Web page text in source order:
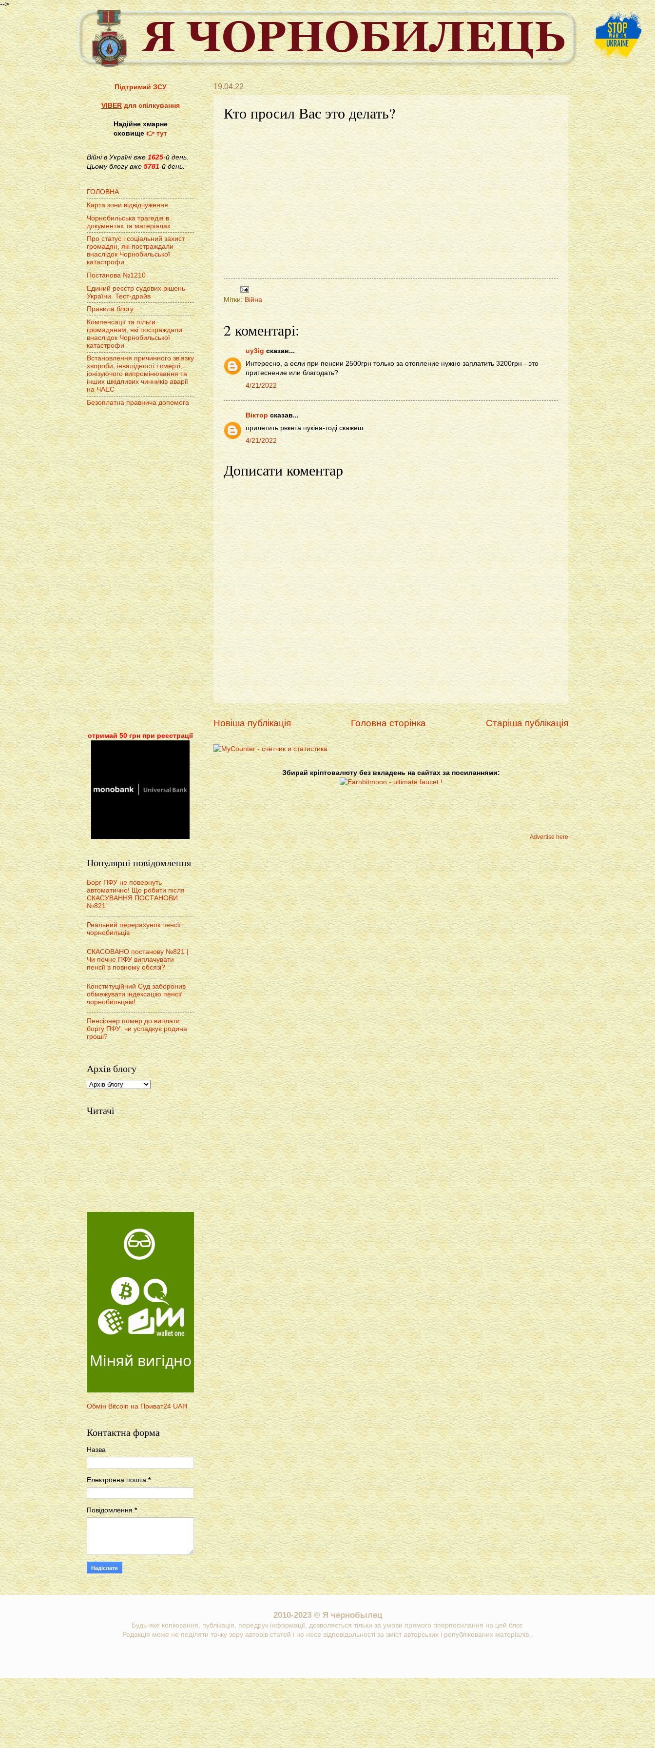
-->
19.04.22
Кто просил Вас это делать?
Мітки: Війна
2 коментарі:
uy3ig сказав...
Интересно, а если при пенсии 2500грн только за отопление нужно заплатить 3200грн - это
притеснение или благодать?
4/21/2022
Віктор сказав...
прилетить рвкета пукіна-тоді скажеш.
4/21/2022
Дописати коментар
Новіша публікація Старіша публікація
Головна сторінка
Збирай кріптовалюту без вкладень на сайтах за посиланнями:
Advertise here
ПідтримайЗСУ
VIBERдля спілкування
Надійне хмарне
сховище👉 тут
Війні в Україні вже1625-й день.
Цьому блогу вже 5781-й день.
ГОЛОВНА
Карта зони відвідчуження
Чорнобильська трагедія в
документах та матеріалах
Про статус і соціальний захист
громадян, які постраждали
внаслідок Чорнобильської
катастрофи
Постанова №1210
Единий реєстр судових рішень
України. Тест-драйв
Правила блогу
Компенсації та пільги
громадянам, які постраждали
внаслідок Чорнобильської
катастрофи
Встановлення причинного зв'язку
хвороби, інвалідності і смерті,
іонізуючого випромінювання та
інших шкідливих чинників аварії
на ЧАЕС
Безоплатна правнича допомога
отримай 50 грн при реєстрації
Популярні повідомлення
Борг ПФУ не повернуть
автоматично! Що робити після
СКАСУВАННЯ ПОСТАНОВИ
№821
Реальний перерахунок пенсії
чорнобильців
СКАСОВАНО постанову №821 |
Чи почне ПФУ виплачувати
пенсії в повному обсязі?
Конституційний Суд заборонив
обмежувати індексацію пенсії
чорнобильцям!
Пенсіонер помер до виплати
боргу ПФУ: чи успадкує родина
гроші?
Архів блогу
Читачі
Міняй вигідно
Обмін Bitcoin на Приват24 UAH
Контактна форма
Назва
Електронна пошта*
Повідомлення*
2010-2023 © Я чернобылец
Будь-яке копіювання, публікація, передрук інформації, дозволяється тільки за умови прямого гіперпосилання на цей блог.
Редакція може не поділяти точку зору авторів статей і не несе відповідальності за зміст авторських і републікованих матеріалів..